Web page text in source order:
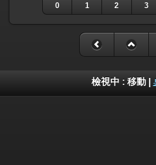
0 1 2 3
檢視中 : 移動|